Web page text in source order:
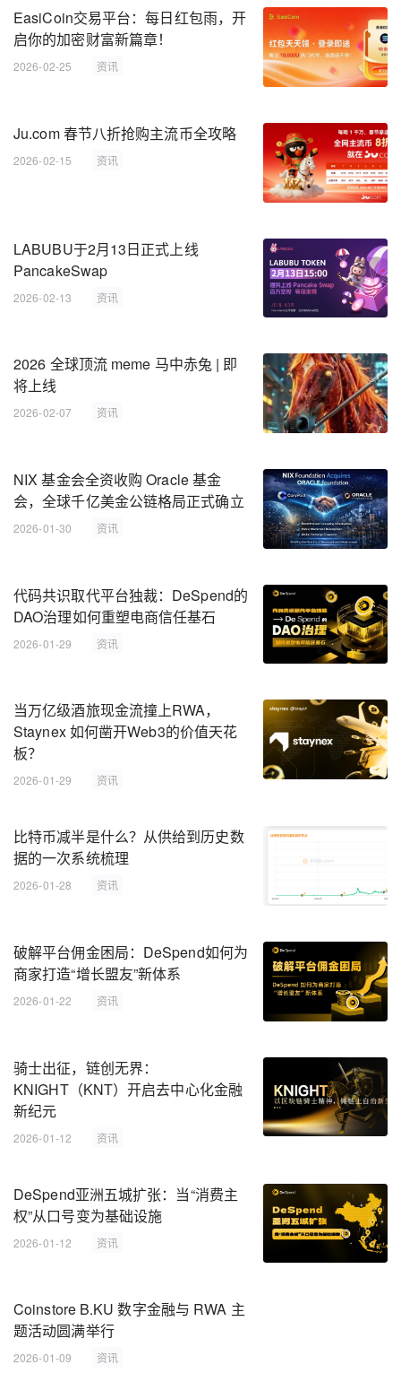
EasiCoin交易平台：每日红包雨，开
启你的加密财富新篇章！
2026-02-25 资讯
Ju.com 春节八折抢购主流币全攻略
2026-02-15 资讯
LABUBU于2月13日正式上线
PancakeSwap
2026-02-13 资讯
2026 全球顶流 meme 马中赤兔 | 即
将上线
2026-02-07 资讯
NIX 基金会全资收购 Oracle 基金
会，全球千亿美金公链格局正式确立
2026-01-30 资讯
代码共识取代平台独裁：DeSpend的
DAO治理如何重塑电商信任基石
2026-01-29 资讯
当万亿级酒旅现金流撞上RWA，
Staynex 如何凿开Web3的价值天花
板？
2026-01-29 资讯
比特币减半是什么？从供给到历史数
据的一次系统梳理
2026-01-28 资讯
破解平台佣金困局：DeSpend如何为
商家打造“增长盟友”新体系
2026-01-22 资讯
骑士出征，链创无界：
KNIGHT（KNT）开启去中心化金融
新纪元
2026-01-12 资讯
DeSpend亚洲五城扩张：当“消费主
权”从口号变为基础设施
2026-01-12 资讯
Coinstore B.KU 数字金融与 RWA 主
题活动圆满举行
2026-01-09 资讯